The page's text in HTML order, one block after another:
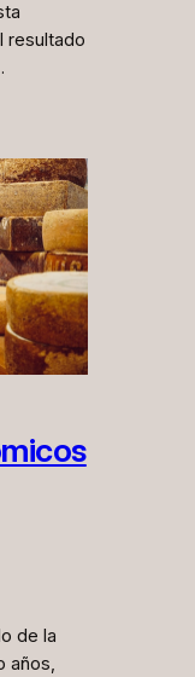
resultado
de la
años,